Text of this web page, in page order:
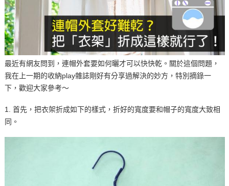
最近有網友問到，連帽外套要如何曬才可以快快乾。關於這個問題，
我在上一期的收納play雜誌剛好有分享過解決的妙方，特別摘錄一
下，歡迎大家參考～
1. 首先，把衣架折成如下的樣式，折好的寬度要和帽子的寬度大致相
同。